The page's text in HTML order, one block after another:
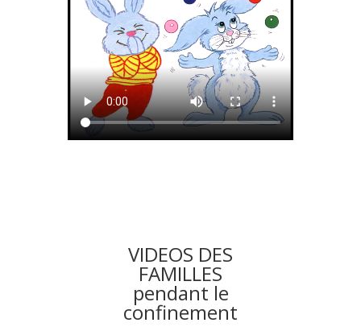
VIDEOS DES
FAMILLES
pendant le
confinement